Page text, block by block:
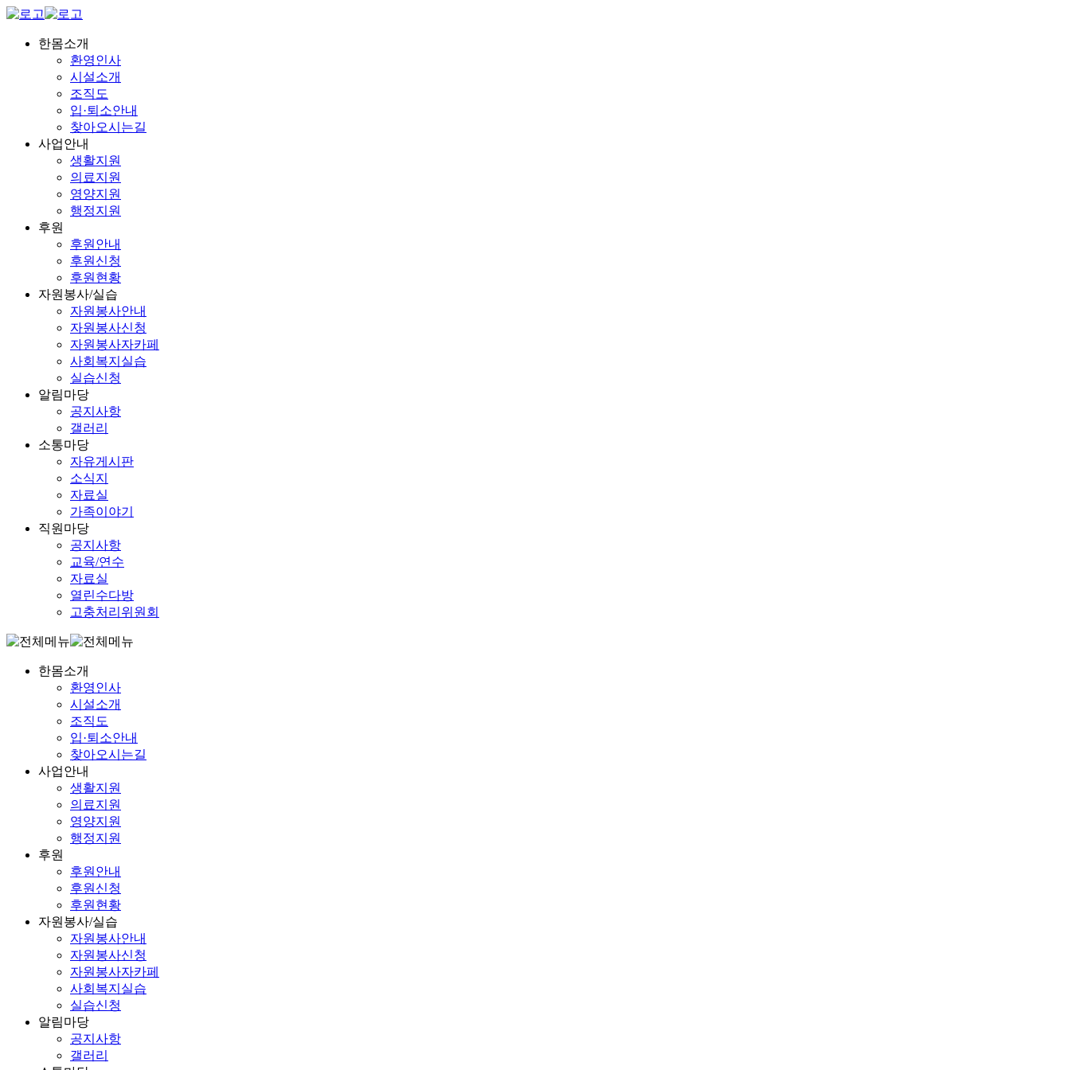
한몸소개
환영인사
시설소개
조직도
입·퇴소안내
찾아오시는길
사업안내
생활지원
의료지원
영양지원
행정지원
후원
후원안내
후원신청
후원현황
자원봉사/실습
자원봉사안내
자원봉사신청
자원봉사자카페
사회복지실습
실습신청
알림마당
공지사항
갤러리
소통마당
자유게시판
소식지
자료실
가족이야기
직원마당
공지사항
교육/연수
자료실
열린수다방
고충처리위원회
한몸소개
환영인사
시설소개
조직도
입·퇴소안내
찾아오시는길
사업안내
생활지원
의료지원
영양지원
행정지원
후원
후원안내
후원신청
후원현황
자원봉사/실습
자원봉사안내
자원봉사신청
자원봉사자카페
사회복지실습
실습신청
알림마당
공지사항
갤러리